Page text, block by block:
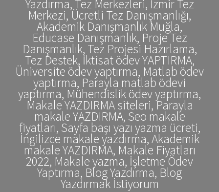
Yazdırma, Tez Merkezleri, İzmir Tez
Merkezi, Ücretli Tez Danışmanlığı,
Akademik Danışmanlık Muğla,
Educase Danışmanlık, Proje Tez
Danışmanlık, Tez Projesi Hazırlama,
Tez Destek, İktisat ödev YAPTIRMA,
Üniversite ödev yaptırma, Matlab ödev
yaptırma, Parayla matlab ödevi
yaptırma, Mühendislik ödev yaptırma,
Makale YAZDIRMA siteleri, Parayla
makale YAZDIRMA, Seo makale
fiyatları, Sayfa başı yazı yazma ücreti,
İngilizce makale yazdırma, Akademik
makale YAZDIRMA, Makale Fiyatları
2022, Makale yazma, İşletme Ödev
Yaptırma, Blog Yazdırma, Blog
Yazdırmak İstiyorum